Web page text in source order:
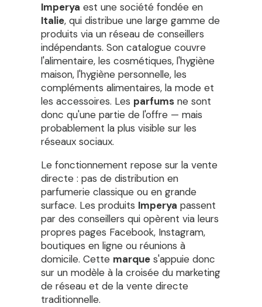
Imperya est une société fondée en
Italie, qui distribue une large gamme de
produits via un réseau de conseillers
indépendants. Son catalogue couvre
l'alimentaire, les cosmétiques, l'hygiène
maison, l'hygiène personnelle, les
compléments alimentaires, la mode et
les accessoires. Les parfums ne sont
donc qu'une partie de l'offre — mais
probablement la plus visible sur les
réseaux sociaux.
Le fonctionnement repose sur la vente
directe : pas de distribution en
parfumerie classique ou en grande
surface. Les produits Imperya passent
par des conseillers qui opèrent via leurs
propres pages Facebook, Instagram,
boutiques en ligne ou réunions à
domicile. Cette marque s'appuie donc
sur un modèle à la croisée du marketing
de réseau et de la vente directe
traditionnelle.